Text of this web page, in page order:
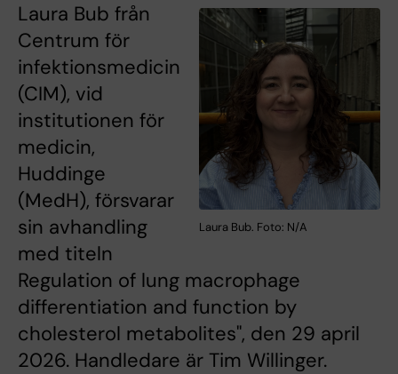
Laura Bub. Foto: N/A
Laura Bub från
Centrum för
infektionsmedicin
(CIM), vid
institutionen för
medicin,
Huddinge
(MedH), försvarar
sin avhandling
med titeln
Regulation of lung macrophage
differentiation and function by
cholesterol metabolites", den 29 april
2026. Handledare är Tim Willinger.